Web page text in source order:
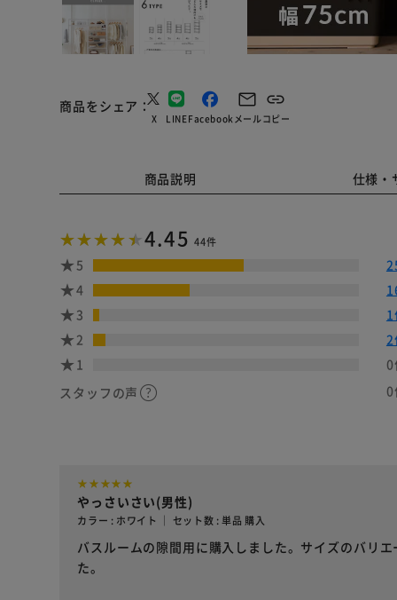
商品をシェア
X LINEFacebookメールコピー
商品説明 仕様・
4.45 44件
5
4
3
2
2
1
スタッフの声
やっさいさい(男性)
カラー : ホワイト ｜ セット数 : 単品 購入
バスルームの隙間用に購入しました。サイズのバリ
た。